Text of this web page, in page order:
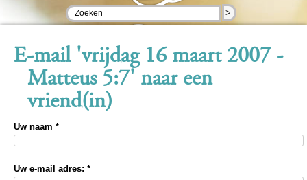
>
E-mail 'vrijdag 16 maart 2007 -
Matteus 5:7' naar een
vriend(in)
Uw naam *
Uw e-mail adres: *